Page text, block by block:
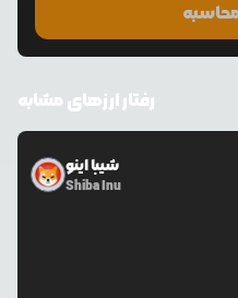
رفتار ارزهای مشابه
شیبا اینو
Shiba Inu